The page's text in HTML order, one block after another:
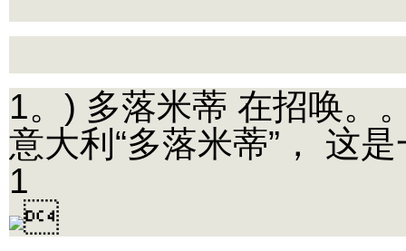
1。) 多落米蒂 在招唤。
意大利“多落米蒂”， 这
1
